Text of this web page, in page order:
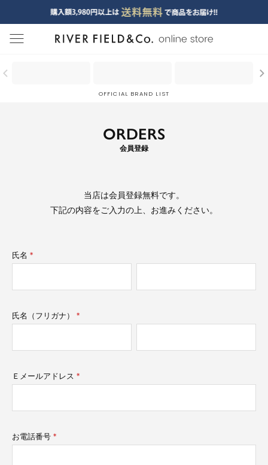
menu
OFFICIAL BRAND LIST
ORDERS
会員登録
当店は会員登録無料です。
下記の内容をご入力の上、お進みください。
氏名
(必
氏名（フリガナ）
(必
Ｅメールアドレス
(必
お電話番号
(必